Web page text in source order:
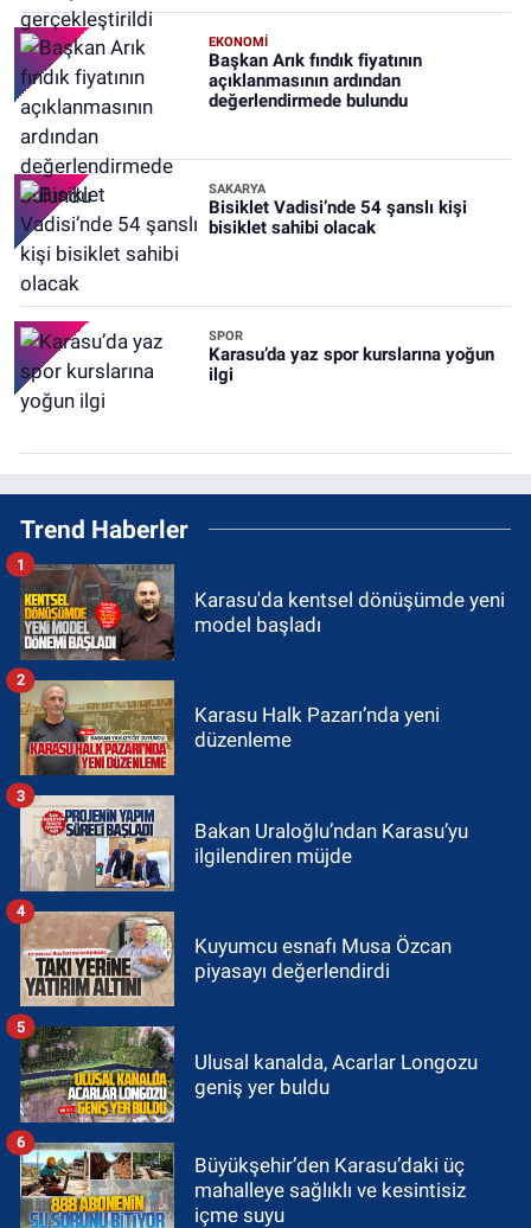
EKONOMİ
Başkan Arık fındık fiyatının
açıklanmasının ardından
değerlendirmede bulundu
SAKARYA
Bisiklet Vadisi’nde 54 şanslı kişi
bisiklet sahibi olacak
SPOR
Karasu’da yaz spor kurslarına yoğun
ilgi
Trend Haberler
Karasu'da kentsel dönüşümde yeni
model başladı
1
Karasu Halk Pazarı’nda yeni
düzenleme
2
Bakan Uraloğlu’ndan Karasu’yu
ilgilendiren müjde
3
Kuyumcu esnafı Musa Özcan
piyasayı değerlendirdi
4
Ulusal kanalda, Acarlar Longozu
geniş yer buldu
5
Büyükşehir’den Karasu’daki üç
mahalleye sağlıklı ve kesintisiz
içme suyu
6